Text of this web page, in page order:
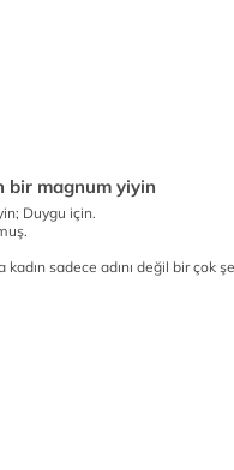
bir magnum yiyin
Duygu için.
sadece adını değil bir çok